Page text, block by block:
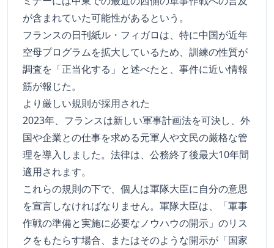
が含まれていた可能性があるという。
フランスの日刊紙ル・フィガロは、特に中国が近年
空母プログラムを拡大しているため、訓練の性質が
調査を「正当化する」と述べたと、事件に近い情報
筋が報じた。
より厳しい規則が採用された
2023年、フランスは新しい軍事計画法を可決し、外
国や企業との仕事を求める元軍人や文民の厳格な管
理を導入しました。法律は、公務終了後最大10年間
適用されます。
これらの規則の下で、個人は軍隊大臣に自分の意思
を宣言しなければなりません。軍隊大臣は、「軍事
作戦の準備と実施に必要なノウハウの開示」のリス
クをもたらす場合、またはそのような開示が「国家